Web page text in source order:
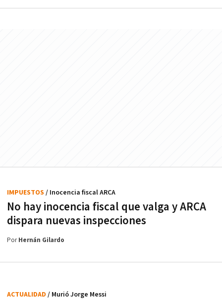
No hay inocencia fiscal que valga y ARCA
dispara nuevas inspecciones
IMPUESTOS / Inocencia fiscal ARCA
PorHernán Gilardo
ACTUALIDAD / Murió Jorge Messi